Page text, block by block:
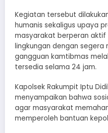
Kegiatan tersebut
humanis sekaligus upaya
masyarakat berperan aktif
lingkungan dengan
gangguan kamtibmas
tersedia selama 24 jam.
Kapolsek Rakumpit Iptu
menyampaikan bahwa
agar masyarakat
memperoleh bantuan